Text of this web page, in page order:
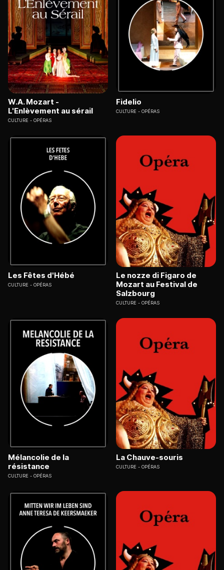
W.A. Mozart -
L'Enlèvement au sérail
CULTURE OPÉRAS
Fidelio
CULTURE OPÉRAS
Les Fêtes d'Hébé
CULTURE OPÉRAS
Le nozze di Figaro de
Mozart au Festival de
Salzbourg
CULTURE OPÉRAS
Mélancolie de la
résistance
CULTURE OPÉRAS
La Chauve-souris
CULTURE OPÉRAS